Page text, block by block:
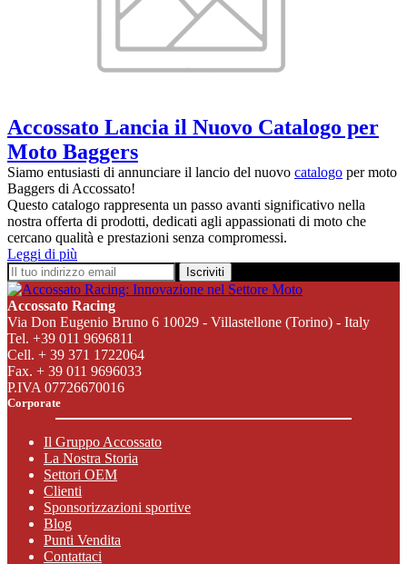
Accossato Lancia il Nuovo Catalogo per
Moto Baggers
Siamo entusiasti di annunciare il lancio del nuovo catalogo per moto
Baggers di Accossato!
Questo catalogo rappresenta un passo avanti significativo nella
nostra offerta di prodotti, dedicati agli appassionati di moto che
cercano qualità e prestazioni senza compromessi.
Leggi di più
Iscriviti
Accossato Racing
Via Don Eugenio Bruno 6 10029 - Villastellone (Torino) - Italy
Tel. +39 011 9696811
Cell. + 39 371 1722064
Fax. + 39 011 9696033
P.IVA 07726670016
Corporate
Il Gruppo Accossato
La Nostra Storia
Settori OEM
Clienti
Sponsorizzazioni sportive
Blog
Punti Vendita
Contattaci